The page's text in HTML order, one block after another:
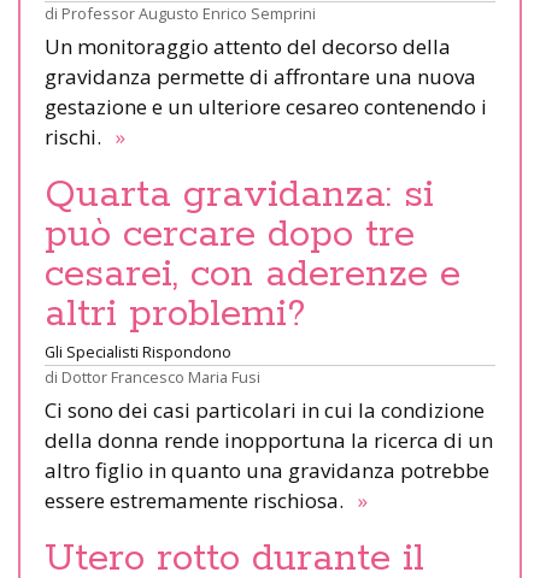
di Professor Augusto Enrico Semprini
Un monitoraggio attento del decorso della
gravidanza permette di affrontare una nuova
gestazione e un ulteriore cesareo contenendo i
rischi. »
Quarta gravidanza: si
può cercare dopo tre
cesarei, con aderenze e
altri problemi?
Gli Specialisti Rispondono
di Dottor Francesco Maria Fusi
Ci sono dei casi particolari in cui la condizione
della donna rende inopportuna la ricerca di un
altro figlio in quanto una gravidanza potrebbe
essere estremamente rischiosa. »
Utero rotto durante il